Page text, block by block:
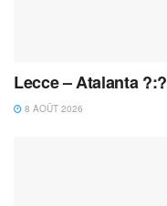
Lecce – Atalanta ?:?
8 AOÛT 2026